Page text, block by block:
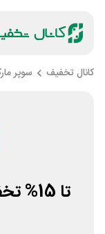
کانال تخفیف سوپر
تا